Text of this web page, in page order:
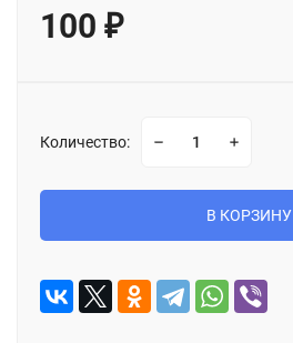
100 ₽
Количество:
В КОРЗИНУ